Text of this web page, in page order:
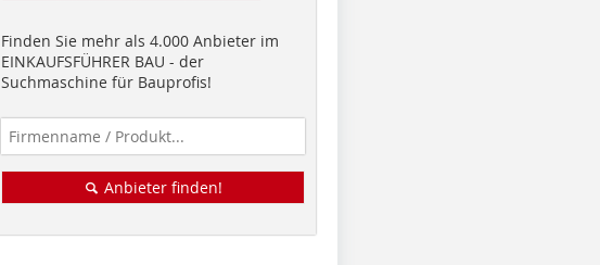
Finden Sie mehr als 4.000 Anbieter im
EINKAUFSFÜHRER BAU - der
Suchmaschine für Bauprofis!
Anbieter finden!